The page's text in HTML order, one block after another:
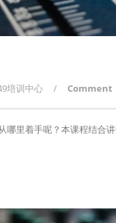
培训中心 / Comment
哪里着手呢？本课程结合